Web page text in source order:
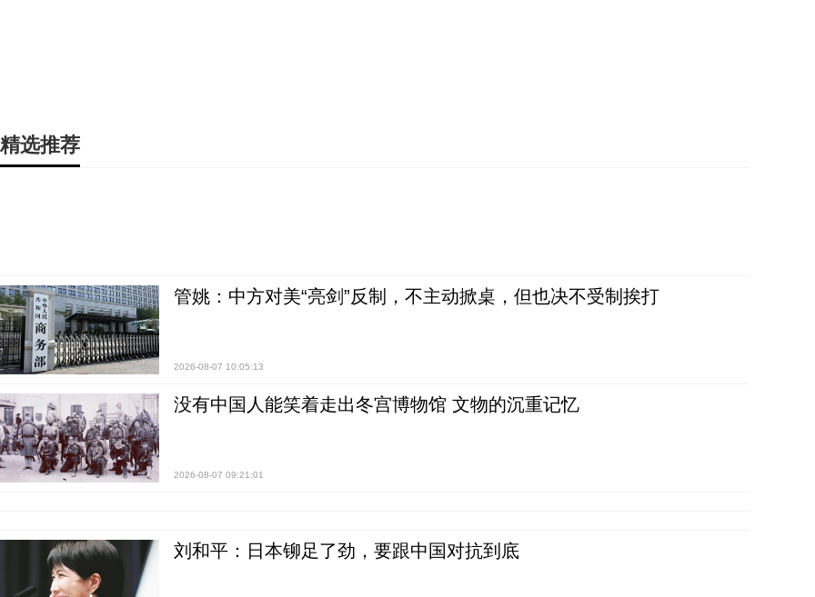
精选推荐
管姚：中方对美“亮剑”反制，不主动掀桌，但也决不受制挨打
2026-08-07 10:05:13
没有中国人能笑着走出冬宫博物馆 文物的沉重记忆
2026-08-07 09:21:01
刘和平：日本铆足了劲，要跟中国对抗到底